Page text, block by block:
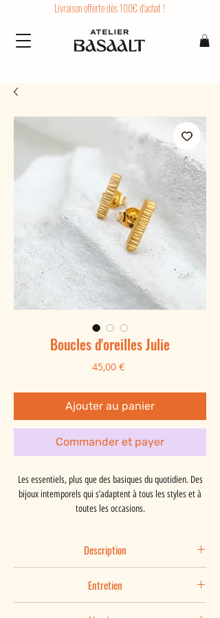
Livraison offerte dès 100€ d'achat !
Boucles d'oreilles Julie
45,00 €Prix
Ajouter au panier
Commander et payer
Les essentiels, plus que des basiques du quotidien. Des
bijoux intemporels qui s’adaptent à tous les styles et à
toutes les occasions.
Description
texturée qui leur apporte éclat et lumière. Elles se
portent seules ou seront heureuses d'accompagner
Entretien